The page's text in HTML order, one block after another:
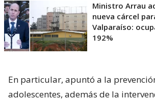
Ministro Arrau
nueva cárcel
Valparaíso:
192%
En particular, apuntó a la
adolescentes, además de la